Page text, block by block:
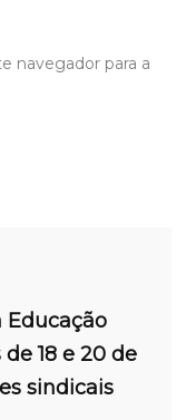
navegador para a
Educação
18 e 20 de
sindicais